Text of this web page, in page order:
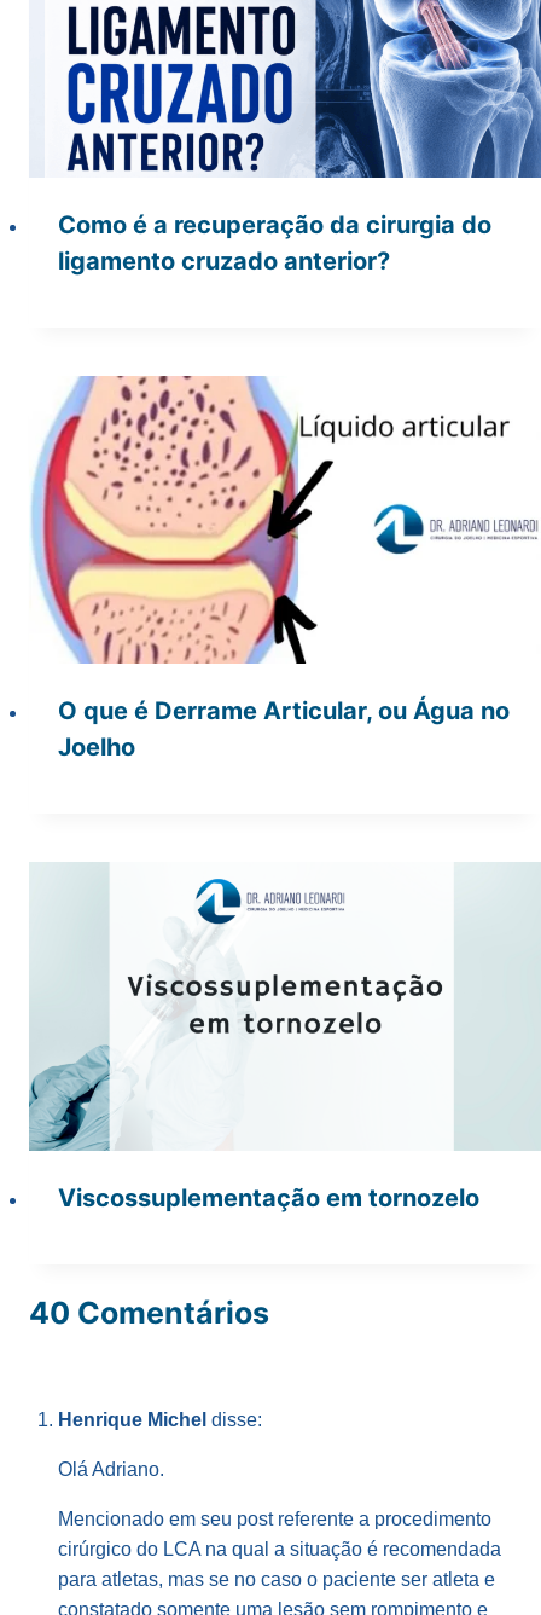
Como é a recuperação da cirurgia do
ligamento cruzado anterior?
O que é Derrame Articular, ou Água no
Joelho
Viscossuplementação em tornozelo
40 Comentários
Henrique Michel disse:
Olá Adriano.
Mencionado em seu post referente a procedimento
cirúrgico do LCA na qual a situação é recomendada
para atletas, mas se no caso o paciente ser atleta e
constatado somente uma lesão sem rompimento e